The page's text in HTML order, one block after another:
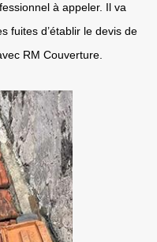
à appeler. Il va
fuites d’établir le devis de
RM Couverture.